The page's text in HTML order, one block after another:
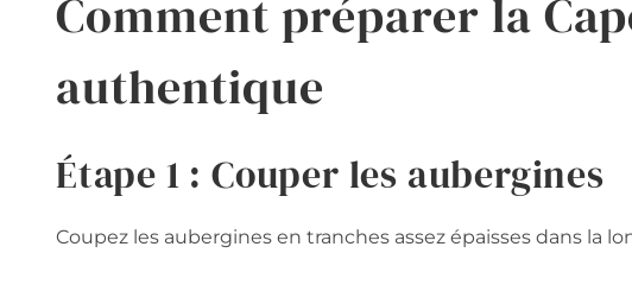
Comment préparer la
authentique
Étape 1 : Couper les aubergines
Coupez les aubergines en tranches assez épaisses dans la